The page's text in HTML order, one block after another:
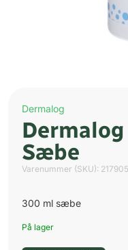
Dermalog
Sæbe
Varenummer (SKU): 217905
300 ml sæbe
På lager